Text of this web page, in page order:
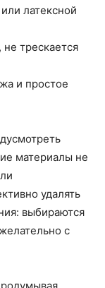
латексной
трескается
и простое
материалы не
удалять
выбираются
с